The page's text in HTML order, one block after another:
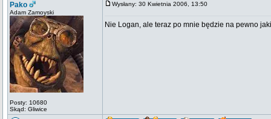
Pako
Adam Zamoyski
Posty: 10680
Skąd: Gliwice
Wysłany: 30 Kwietnia 2006, 13:50
Nie Logan, ale teraz po mnie będzie na pewno